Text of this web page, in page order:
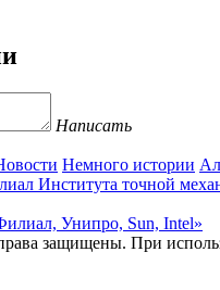
Написать
Немного истории
Института точной
Унипро, Sun, Intel»
защищены. При